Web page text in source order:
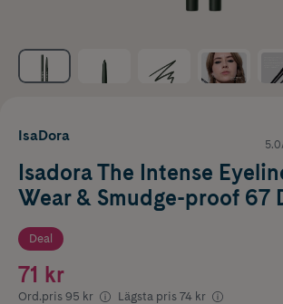
IsaDora
Isadora The Intense
Wear & Smudge-proof 67
Deal
71 kr
Ord.pris 95 kr Lägsta pris 74 kr